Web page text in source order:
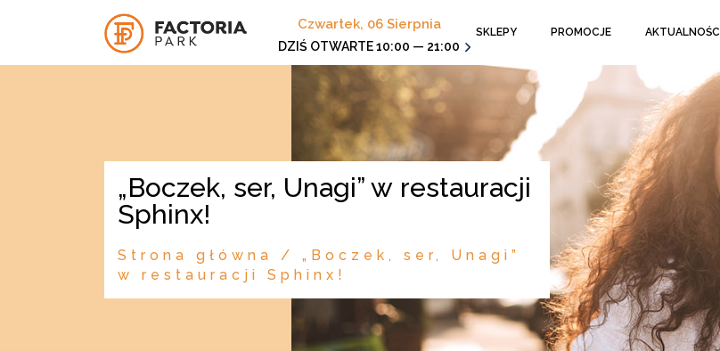
Czwartek, 06 Sierpnia
DZIŚ OTWARTE10:00 — 21:00
SKLEPY PROMOCJE AKTUALNOŚCI
„Boczek, ser, Unagi” w restauracji
Sphinx!
Strona główna / „Boczek, ser, Unagi”
w restauracji Sphinx!